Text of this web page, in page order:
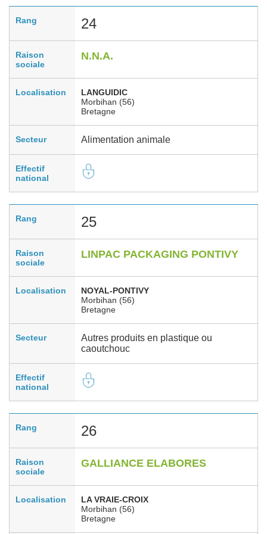
Rang 24
Raison
sociale
N.N.A.
Localisation
LANGUIDIC
Morbihan (56)
Bretagne
Secteur Alimentation animale
Effectif
national
Rang 25
Raison
sociale
LINPAC PACKAGING PONTIVY
Localisation
NOYAL-PONTIVY
Morbihan (56)
Bretagne
Secteur
Autres produits en plastique ou
caoutchouc
Effectif
national
Rang 26
Raison
sociale
GALLIANCE ELABORES
Localisation
LA VRAIE-CROIX
Morbihan (56)
Bretagne